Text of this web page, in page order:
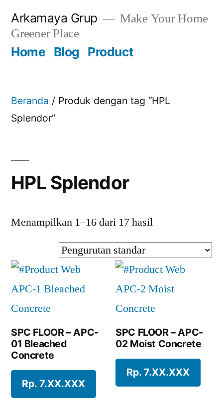
content
Arkamaya Grup
Make Your Home
Greener Place
Home Blog Product
Beranda / Produk dengan tag “HPL
Splendor”
HPL Splendor
Menampilkan 1–16 dari 17 hasil
SPC FLOOR – APC-
01 Bleached
Concrete
Rp. 7.XX.XXX
SPC FLOOR – APC-
02 Moist Concrete
Rp. 7.XX.XXX